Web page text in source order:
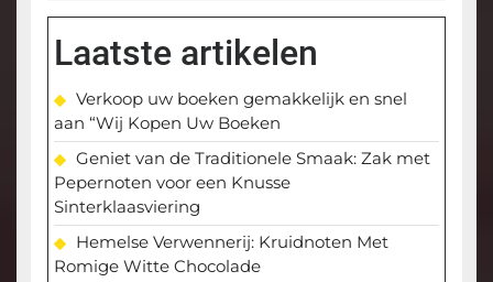
Laatste artikelen
Verkoop uw boeken gemakkelijk en snel
aan “Wij Kopen Uw Boeken
Geniet van de Traditionele Smaak: Zak met
Pepernoten voor een Knusse
Sinterklaasviering
Hemelse Verwennerij: Kruidnoten Met
Romige Witte Chocolade